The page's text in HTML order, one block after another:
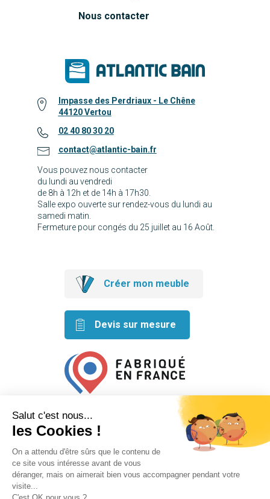
Nous contacter
Impasse des Perdriaux - Le Chêne
44120 Vertou
02 40 80 30 20
contact@atlantic-bain.fr
Vous pouvez nous contacter
du lundi au vendredi
de 8h à 12h et de 14h à 17h30.
Salle expo ouverte sur rendez-vous du lundi au
samedi matin.
Fermeture pour congés du 25 juillet au 16 Août.
Créer mon meuble
Devis sur mesure
Retrouvez nos idées créatives
sur les réseaux